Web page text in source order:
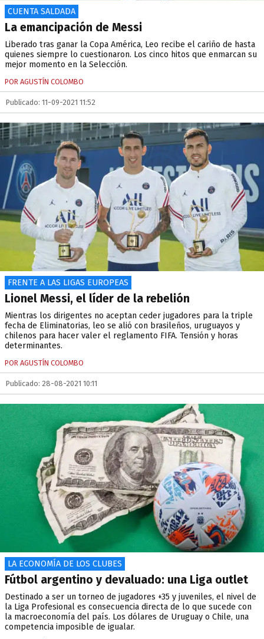
CUENTA SALDADA
La emancipación de Messi
Liberado tras ganar la Copa América, Leo recibe el cariño de hasta
quienes siempre lo cuestionaron. Los cinco hitos que enmarcan su
mejor momento en la Selección.
POR AGUSTÍN COLOMBO
Publicado: 11-09-2021 11:52
FRENTE A LAS LIGAS EUROPEAS
Lionel Messi, el líder de la rebelión
Mientras los dirigentes no aceptan ceder jugadores para la triple
fecha de Eliminatorias, leo se alió con brasileños, uruguayos y
chilenos para hacer valer el reglamento FIFA. Tensión y horas
determinantes.
POR AGUSTÍN COLOMBO
Publicado: 28-08-2021 10:11
LA ECONOMÍA DE LOS CLUBES
Fútbol argentino y devaluado: una Liga outlet
Destinado a ser un torneo de jugadores +35 y juveniles, el nivel de
la Liga Profesional es consecuencia directa de lo que sucede con
la macroeconomía del país. Los dólares de Uruguay o Chile, una
competencia imposible de igualar.